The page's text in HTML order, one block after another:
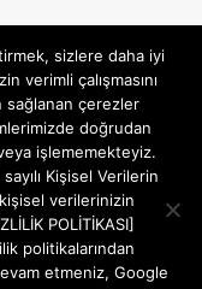
sizlere daha iyi
verimli çalışmasını
sağlanan çerezler
doğrudan
işlememekteyiz.
Kişisel Verilerin
kişisel verilerinizin
POLİTİKASI]
politikalarından
etmeniz, Google